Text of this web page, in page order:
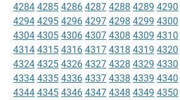
4284 4285 4286 4287 4288 4289 4290
4294 4295 4296 4297 4298 4299 4300
4304 4305 4306 4307 4308 4309 4310
4314 4315 4316 4317 4318 4319 4320
4324 4325 4326 4327 4328 4329 4330
4334 4335 4336 4337 4338 4339 4340
4344 4345 4346 4347 4348 4349 4350